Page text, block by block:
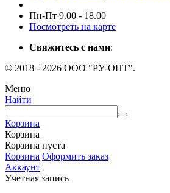
Пн-Пт 9.00 - 18.00
Посмотреть на карте
Свяжитесь с нами:
© 2018 - 2026 ООО "РУ-ОПТ".
Меню
Найти
Корзина
Корзина
Корзина пуста
Корзина Оформить заказ
Аккаунт
Учетная запись